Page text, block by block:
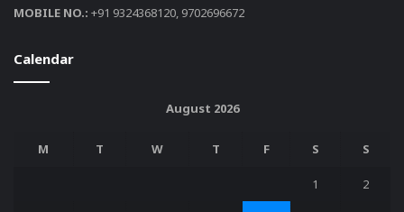
MOBILE NO.: +91 9324368120, 9702696672
Calendar
August 2026
M T W T F S S
1 2